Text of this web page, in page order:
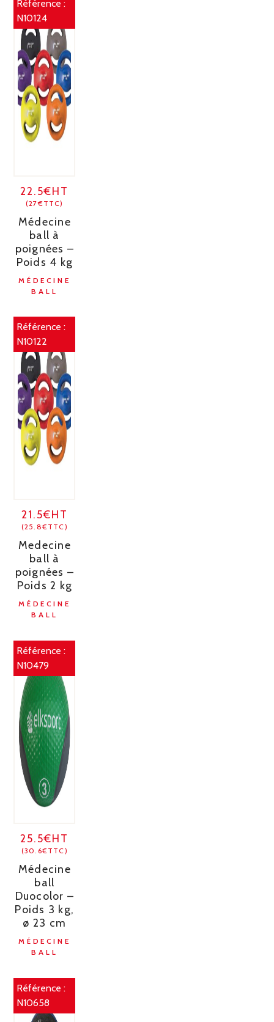
Référence :
N10124
22.5€HT
(27€TTC)
Médecine
ball à
poignées –
Poids 4 kg
MÉDECINE
BALL
Référence :
N10122
21.5€HT
(25.8€TTC)
Medecine
ball à
poignées –
Poids 2 kg
MÉDECINE
BALL
Référence :
N10479
25.5€HT
(30.6€TTC)
Médecine
ball
Duocolor –
Poids 3 kg,
ø 23 cm
MÉDECINE
BALL
Référence :
N10658